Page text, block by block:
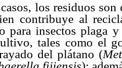
los residuos
contribuye al
para insectos plaga
tales como el
del plátano (